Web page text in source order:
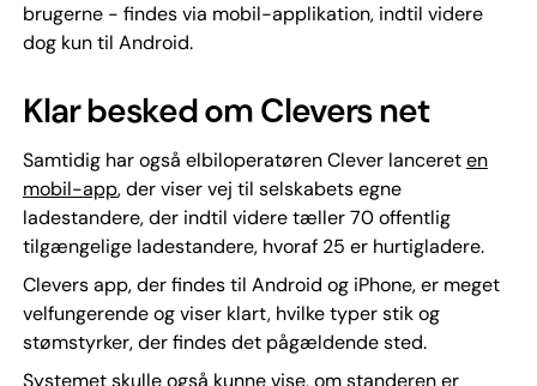
brugerne - findes via mobil-applikation, indtil videre
dog kun til Android.
Klar besked om Clevers net
Samtidig har også elbiloperatøren Clever lancereten
mobil-app, der viser vej til selskabets egne
ladestandere, der indtil videre tæller 70 offentlig
tilgængelige ladestandere, hvoraf 25 er hurtigladere.
Clevers app, der findes til Android og iPhone, er meget
velfungerende og viser klart, hvilke typer stik og
stømstyrker, der findes det pågældende sted.
Systemet skulle også kunne vise, om standeren er